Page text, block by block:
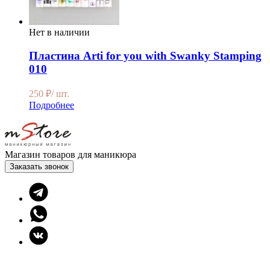
Нет в наличии
Пластина Arti for you with Swanky Stamping
010
250 ₽/ шт.
Подробнее
Магазин товаров для маникюра
Заказать звонок